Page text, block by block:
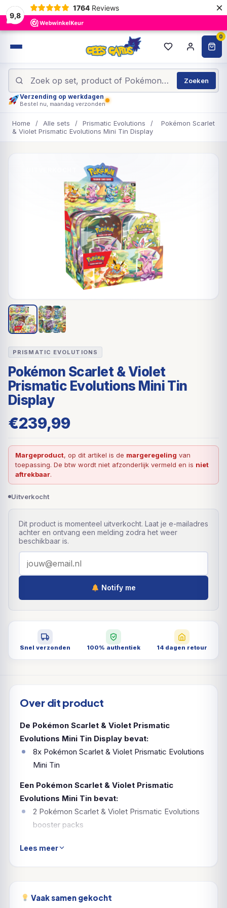
9,8
1764 Reviews ×
0
Zoeken
Verzending op werkdagen
Bestel nu, maandag verzonden
Home / Alle sets / Prismatic Evolutions /
Pokémon Scarlet
& Violet Prismatic Evolutions Mini Tin Display
PRISMATIC EVOLUTIONS
Pokémon Scarlet & Violet
Prismatic Evolutions Mini Tin
Display
€239,99
Margeproduct, op dit artikel is de margeregeling van
toepassing. De btw wordt niet afzonderlijk vermeld en is niet
aftrekbaar.
Uitverkocht
Dit product is momenteel uitverkocht. Laat je e-mailadres
achter en ontvang een melding zodra het weer
beschikbaar is.
Notify me
Snel verzonden 100% authentiek 14 dagen retour
Over dit product
De Pokémon Scarlet & Violet Prismatic
Evolutions Mini Tin Display bevat:
8x Pokémon Scarlet & Violet Prismatic Evolutions
Mini Tin
Een Pokémon Scarlet & Violet Prismatic
Evolutions Mini Tin bevat:
2 Pokémon Scarlet & Violet Prismatic Evolutions
booster packs
Lees meer
Vaak samen gekocht